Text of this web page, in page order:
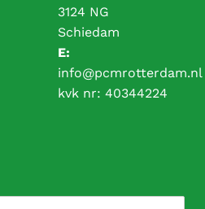
3124 NG
Schiedam
E:
info@pcmrotterdam.nl
kvk nr: 40344224